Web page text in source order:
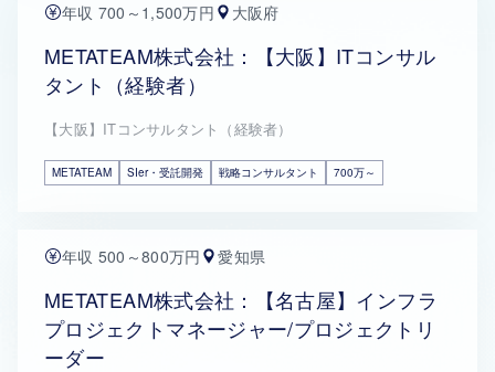
年収 700～1,500万円 大阪府
METATEAM株式会社：【大阪】ITコンサル
タント（経験者）
【大阪】ITコンサルタント（経験者）
METATEAM SIer・受託開発 戦略コンサルタント 700万～
年収 500～800万円 愛知県
METATEAM株式会社：【名古屋】インフラ
プロジェクトマネージャー/プロジェクトリ
ーダー